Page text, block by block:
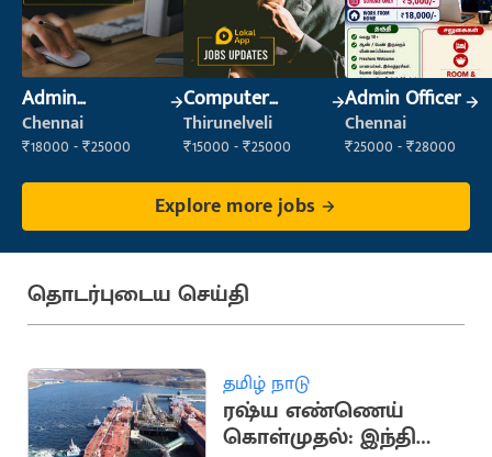
Admin
Supervisor
Chennai
₹18000 - ₹25000
Computer
Operator
Thirunelveli
₹15000 - ₹25000
Admin Officer
Chennai
₹25000 - ₹28000
Explore more jobs
தொடர்புடைய செய்தி
தமிழ் நாடு
ரஷ்ய எண்ணெய்
கொள்முதல்: இந்தியா